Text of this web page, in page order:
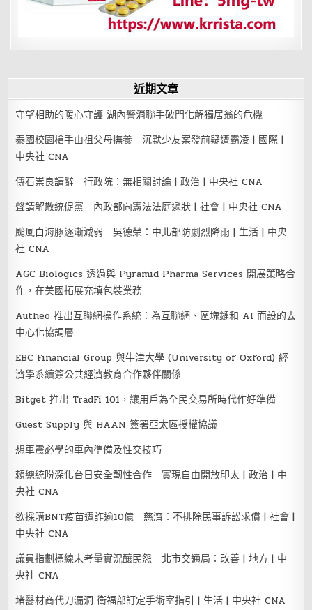
近期文章
守望相助的暖心守護 湖內警消聯手破門化解獨居翁的危機
泰國校園槍手由祖父母撫養 沉默少友案發前疑遭霸凌 | 國際 |
中央社 CNA
傳石崇良請辭 行政院：無相關討論 | 政治 | 中央社 CNA
聲請解散統促黨 內政部向憲法法庭遞狀 | 社會 | 中央社 CNA
颱風白海豚逐漸減弱 吳德榮：中北部防劇烈降雨 | 生活 | 中央
社 CNA
AGC Biologics 透過與 Pyramid Pharma Services 開展策略合
作，在美國拓展充填包裝業務
Autheo 推出互聯網操作系統：為互聯網、區塊鏈和 AI 而設的去
中心化協調層
EBC Financial Group 與牛津大學 (University of Oxford) 經
濟學系續簽公共經濟教育合作夥伴關係
Bitget 推出 TradFi 101，讓用戶為全民交易所時代作好準備
Guest Supply 與 HAAN 簽署亞太區授權協議
想車震必學的車內準備及性交技巧
賴總統盼深化台日安全韌性合作 實現自由開放印太 | 政治 | 中
央社 CNA
欲採購BNT疫苗遭詐逾10億 慈濟：不排除民事訴訟求償 | 社會 |
中央社 CNA
議員指劃標線未考量實況釀民怨 北市交通局：改善 | 地方 | 中
央社 CNA
堵醫材商代刀漏洞 衛福部訂定手術室指引 | 生活 | 中央社 CNA